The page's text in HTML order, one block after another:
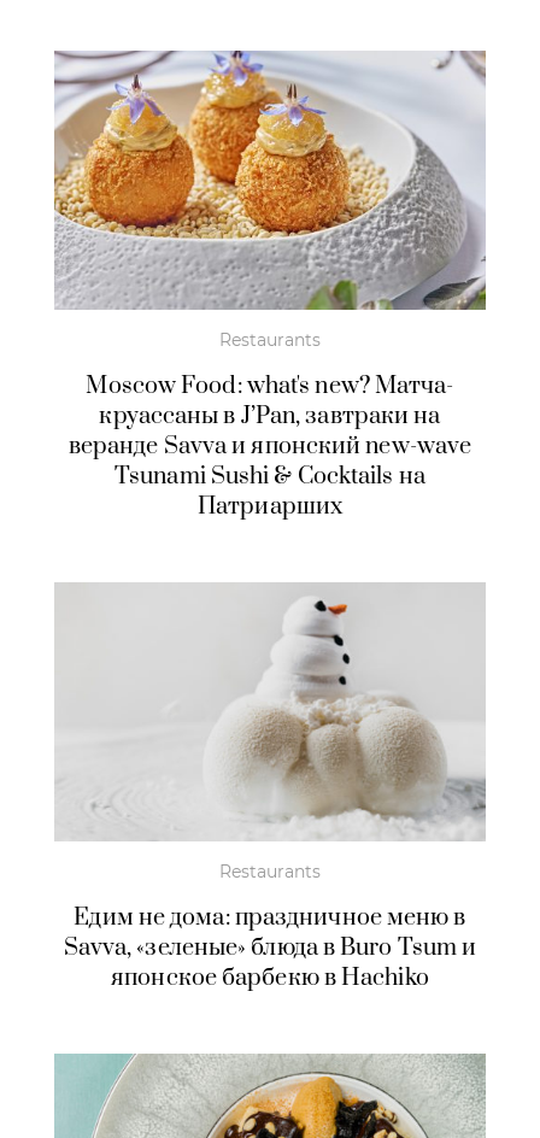
Restaurants
Moscow Food: what's new? Матча-
круассаны в J’Pan, завтраки на
веранде Savva и японский new-wave
Tsunami Sushi & Cocktails на
Патриарших
Restaurants
Едим не дома: праздничное меню в
Savva, «зеленые» блюда в Buro Tsum и
японское барбекю в Hachiko